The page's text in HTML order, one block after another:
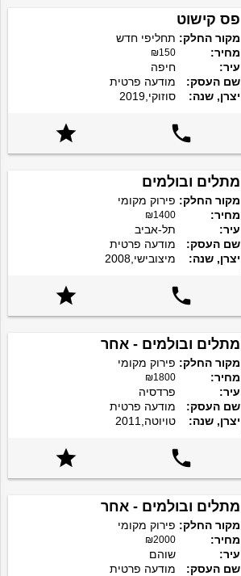
פס קישוט
מקור החלק: תחליפי חדש
מחיר:
₪150
עיר:
חיפה
שם העסק:
מודעה פרטית
יצרן, שנה:
סוזוקי,2019


מתלים ובולמים
מקור החלק: פירוק מקומי
מחיר:
₪1400
עיר:
תל-אביב
שם העסק:
מודעה פרטית
יצרן, שנה:
מיצובישי,2008


מתלים ובולמים - אחר
מקור החלק: פירוק מקומי
מחיר:
₪1800
עיר:
פרדסיה
שם העסק:
מודעה פרטית
יצרן, שנה:
טויוטה,2011


מתלים ובולמים - אחר
מקור החלק: פירוק מקומי
מחיר:
₪2000
עיר:
שוהם
שם העסק:
מודעה פרטית